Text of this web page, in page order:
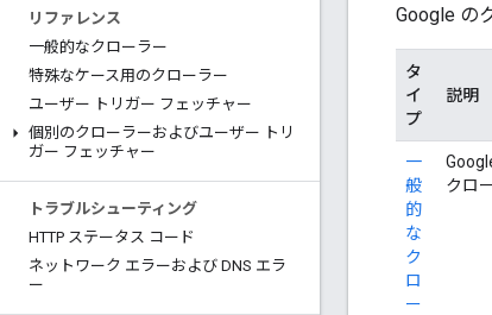
リファレンス
一般的なクローラー
特殊なケース用のクローラー
ユーザー トリガー フェッチャー
個別のクローラーおよびユーザー トリ
ガー フェッチャー
トラブルシューティング
HTTP ステータス コード
ネットワーク エラーおよび DNS エラ
ー
Google の
タ
イ
プ
説明
一
般
的
な
ク
ロ
ー
クロ